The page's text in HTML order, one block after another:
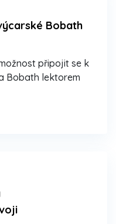
Bobath
připojit se k
Bobath lektorem